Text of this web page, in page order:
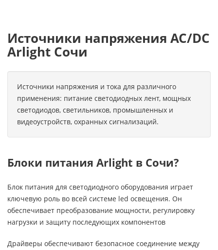
Источники напряжения AC/DC
Arlight Сочи
Источники напряжения и тока для различного
применения: питание светодиодных лент, мощных
светодиодов, светильников, промышленных и
видеоустройств, охранных сигнализаций.
Блоки питания Arlight в Сочи?
Блок питания для светодиодного оборудования играет
ключевую роль во всей системе led освещения. Он
обеспечивает преобразование мощности, регулировку
нагрузки и защиту последующих компонентов
Драйверы обеспечивают безопасное соединение между